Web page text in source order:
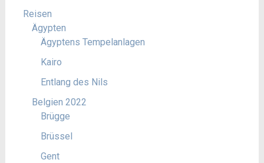
Reisen
Ägypten
Ägyptens Tempelanlagen
Kairo
Entlang des Nils
Belgien 2022
Brügge
Brüssel
Gent